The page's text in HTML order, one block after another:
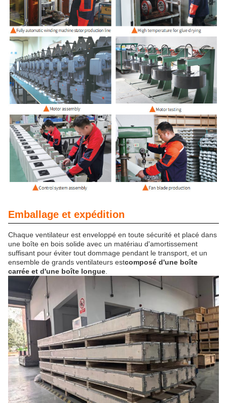
Emballage et expédition
Chaque ventilateur est enveloppé en toute sécurité et placé dans
une boîte en bois solide avec un matériau d'amortissement
suffisant pour éviter tout dommage pendant le transport, et un
ensemble de grands ventilateurs estcomposé d'une boîte
carrée et d'une boîte longue